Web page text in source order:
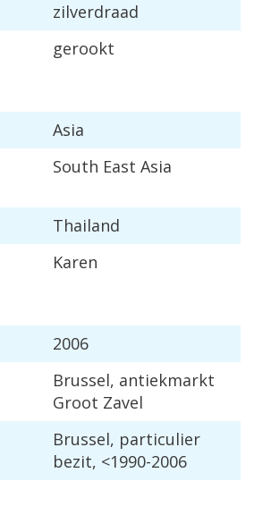
zilverdraad
gerookt
Asia
South East Asia
Thailand
Karen
2006
Brussel, antiekmarkt
Groot Zavel
Brussel, particulier
bezit, <1990-2006